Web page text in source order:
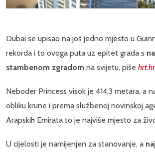
Dubai se upisao na još jedno mjesto u
rekorda i to ovoga puta uz epitet grada s
stambenom zgradom na svijetu, piše hrt.hr
Neboder Princess visok je 414,3 metara, a
obliku krune i prema službenoj novinskoj
Arapskih Emirata to je najviše mjesto za
U cijelosti je namijenjen za stanovanje, a